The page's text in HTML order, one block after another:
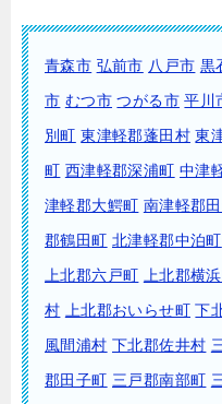
青森市 弘前市 八戸市 黒
市 むつ市 つがる市 平川
別町 東津軽郡蓬田村 東
町 西津軽郡深浦町 中津
津軽郡大鰐町 南津軽郡
郡鶴田町 北津軽郡中泊町
上北郡六戸町
上北郡横
村
上北郡おいらせ町 下
風間浦村 下北郡佐井村
郡田子町 三戸郡南部町